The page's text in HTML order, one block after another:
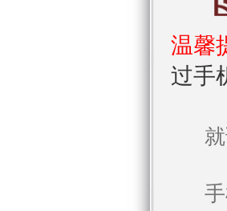
温馨
过手